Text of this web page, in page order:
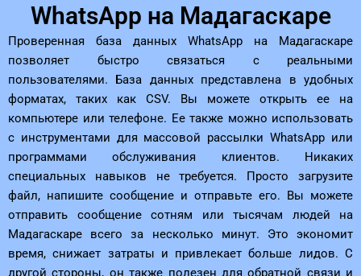
WhatsApp на Мадагаскаре
Проверенная база данных WhatsApp на Мадагаскаре
позволяет быстро связаться с реальными
пользователями. База данных представлена ​​в удобных
форматах, таких как CSV. Вы можете открыть ее на
компьютере или телефоне. Ее также можно использовать
с инструментами для массовой рассылки WhatsApp или
программами обслуживания клиентов. Никаких
специальных навыков не требуется. Просто загрузите
файл, напишите сообщение и отправьте его. Вы можете
отправить сообщение сотням или тысячам людей на
Мадагаскаре всего за несколько минут. Это экономит
время, снижает затраты и привлекает больше лидов. С